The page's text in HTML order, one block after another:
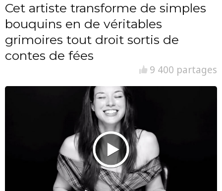
Cet artiste transforme de simples
bouquins en de véritables
grimoires tout droit sortis de
contes de fées
9 400 partages